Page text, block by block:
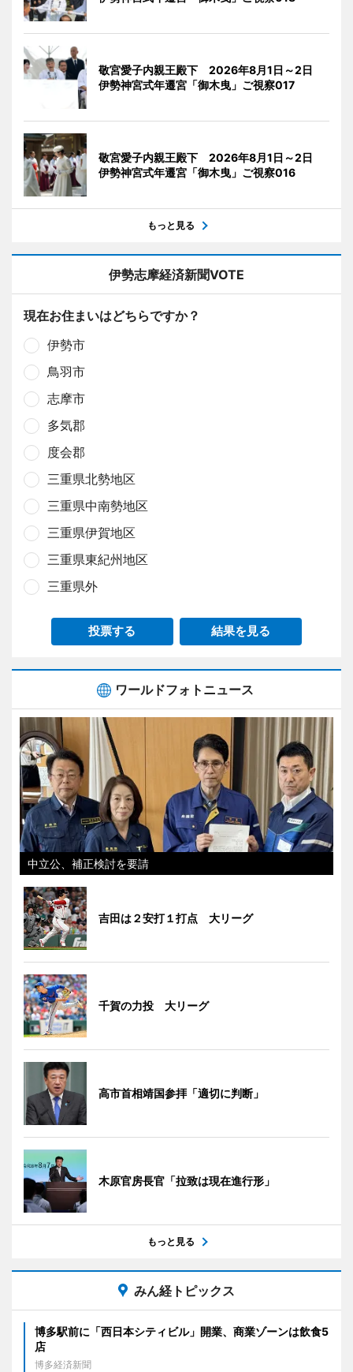
敬宮愛子内親王殿下 2026年8月1日～2日
伊勢神宮式年遷宮「御木曳」ご視察017
敬宮愛子内親王殿下 2026年8月1日～2日
伊勢神宮式年遷宮「御木曳」ご視察016
もっと見る
伊勢志摩経済新聞VOTE
現在お住まいはどちらですか？
伊勢市
鳥羽市
志摩市
多気郡
度会郡
三重県北勢地区
三重県中南勢地区
三重県伊賀地区
三重県東紀州地区
三重県外
投票する 結果を見る
ワールドフォトニュース
中立公、補正検討を要請
吉田は２安打１打点 大リーグ
千賀の力投 大リーグ
高市首相靖国参拝「適切に判断」
木原官房長官「拉致は現在進行形」
もっと見る
みん経トピックス
博多駅前に「西日本シティビル」開業、商業ゾーンは飲食5
店
博多経済新聞